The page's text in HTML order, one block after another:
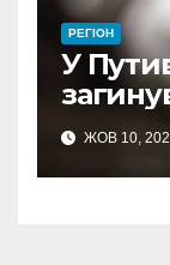
РЕГІОН
У
ЖОВ 10,